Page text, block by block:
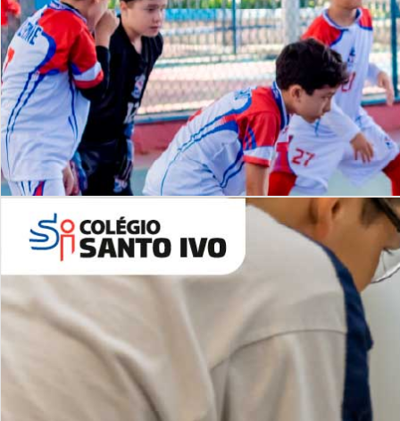
Desafios | Saiba mais
NOSSOCANAL